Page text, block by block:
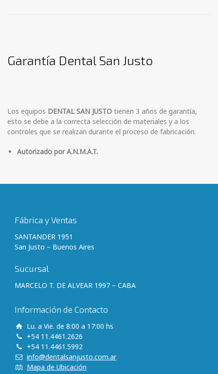
Garantía Dental San Justo
Los equipos DENTAL SAN JUSTO tienen 3 años de garantía,
esto se debe a la correcta selección de materiales y a los
controles que se realizan durante el proceso de fabricación.
Autorizado por A.N.M.A.T.
Fábrica y Ventas
SANTANDER 1951
San Justo – Buenos Aires
Sucursal
MARCELO T. DE ALVEAR 1997 – CABA
Información de Contacto
Lu. a Vie. de 8:00 a 17:00 hs
+54 11.4461.2626
+54 11.4461.5992
info@dentalsanjusto.com.ar
Mapa de Ubicación